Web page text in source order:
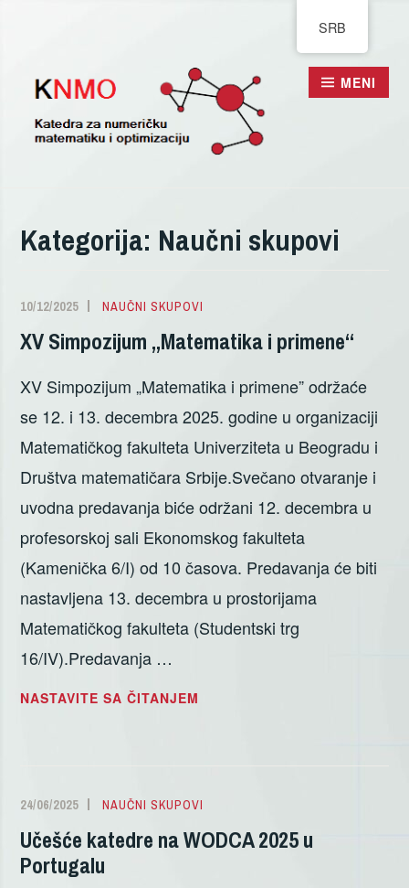
MENI
Kategorija: Naučni skupovi
10/12/2025
JOVANA
KOSTIC
NAUČNI SKUPOVI
XV Simpozijum „Matematika i primene“
XV Simpozijum „Matematika i primene” održaće
se 12. i 13. decembra 2025. godine u organizaciji
Matematičkog fakulteta Univerziteta u Beogradu i
Društva matematičara Srbije.Svečano otvaranje i
uvodna predavanja biće održani 12. decembra u
profesorskoj sali Ekonomskog fakulteta
(Kamenička 6/I) od 10 časova. Predavanja će biti
nastavljena 13. decembra u prostorijama
Matematičkog fakulteta (Studentski trg
16/IV).Predavanja …
NASTAVITE SA ČITANJEM
24/06/2025
ALEKSANDAR
JOVIĆ
NAUČNI SKUPOVI
Učešće katedre na WODCA 2025 u
Portugalu
SRB